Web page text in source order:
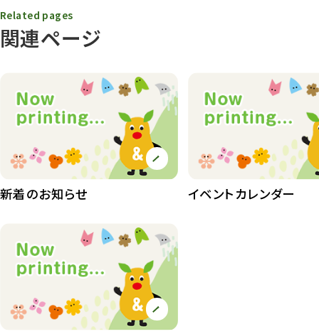
動物園その他
407
植物園長の庭
植物園 その他 423
83
イベント
園内の様子
関連ページ
Related pages
新着のお知らせ イベントカレンダー